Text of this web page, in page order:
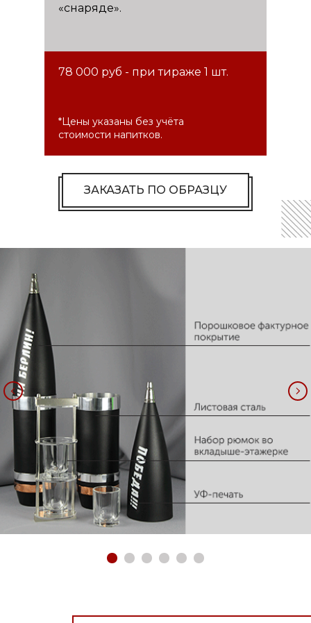
78 000 руб - при тираже 1 шт.
*Цены указаны без учёта
стоимости напитков.
«снаряде».
ЗАКАЗАТЬ ПО ОБРАЗЦУ